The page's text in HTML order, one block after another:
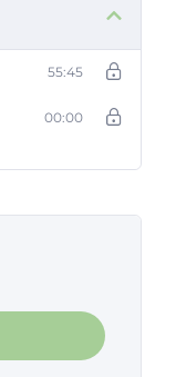
55:45
00:00